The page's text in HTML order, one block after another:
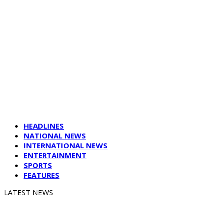
HEADLINES
NATIONAL NEWS
INTERNATIONAL NEWS
ENTERTAINMENT
SPORTS
FEATURES
LATEST NEWS